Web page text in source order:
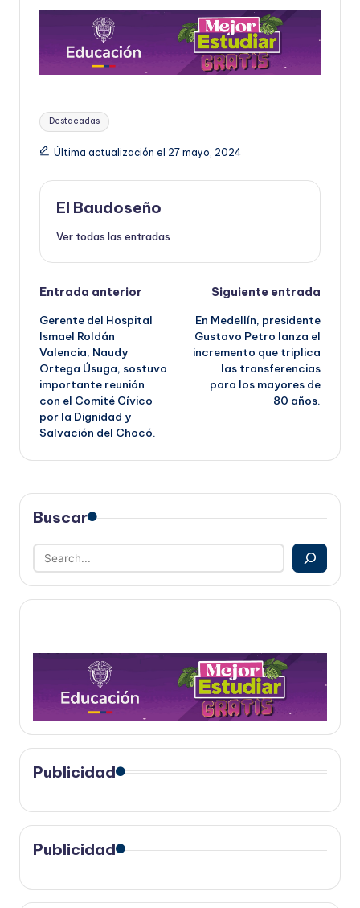
Etiquetas:
Destacadas
Última actualización el 27 mayo, 2024
El Baudoseño
Ver todas las entradas
Navegación
de
entradas
Entrada anterior
Gerente del Hospital
Ismael Roldán
Valencia, Naudy
Ortega Úsuga, sostuvo
importante reunión
con el Comité Cívico
por la Dignidad y
Salvación del Chocó.
Siguiente entrada
En Medellín, presidente
Gustavo Petro lanza el
incremento que triplica
las transferencias
para los mayores de
80 años.
Buscar
Publicidad
Publicidad